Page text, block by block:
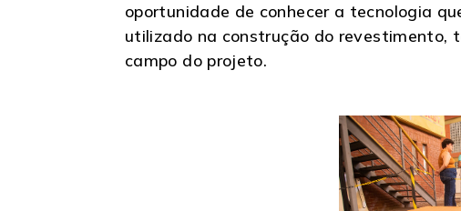
oportunidade de conhecer a tecnologia
utilizado na construção do revestimento,
campo do projeto.